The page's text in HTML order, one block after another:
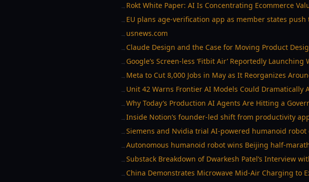
→ Rokt White Paper: AI Is Concentrating Ecommerce
→ EU plans age-verification app as member states
→ usnews.com
→ Claude Design and the Case for Moving Product
→ Google’s Screen-less ‘Fitbit Air’ Reportedly
→ Meta to Cut 8,000 Jobs in May as It Reorganizes
→ Unit 42 Warns Frontier AI Models Could Dramatically
→Why Today’s Production AI Agents Are Hitting a
→Inside Notion’s founder-led shift from productivity
→Siemens and Nvidia trial AI-powered humanoid robot
→Autonomous humanoid robot wins Beijing half-
→Substack Breakdown of Dwarkesh Patel’s Interview
→ China Demonstrates Microwave Mid-Air Charging to